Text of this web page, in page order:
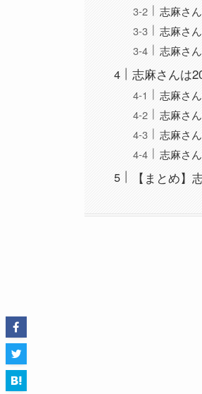
志麻さ
志麻さ
志麻さ
志麻さんは
志麻さ
志麻さ
志麻さ
志麻さ
【まとめ】